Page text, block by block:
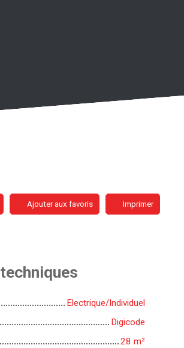
Ajouter aux favoris Imprimer
techniques
Electrique/Individuel
Digicode
28 m²